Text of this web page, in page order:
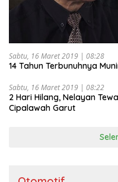
Sabtu, 16 Maret 2019 | 08:28
14 Tahun Terbunuhnya
Sabtu, 16 Maret 2019 | 08:22
2 Hari Hilang, Nelayan
Cipalawah Garut